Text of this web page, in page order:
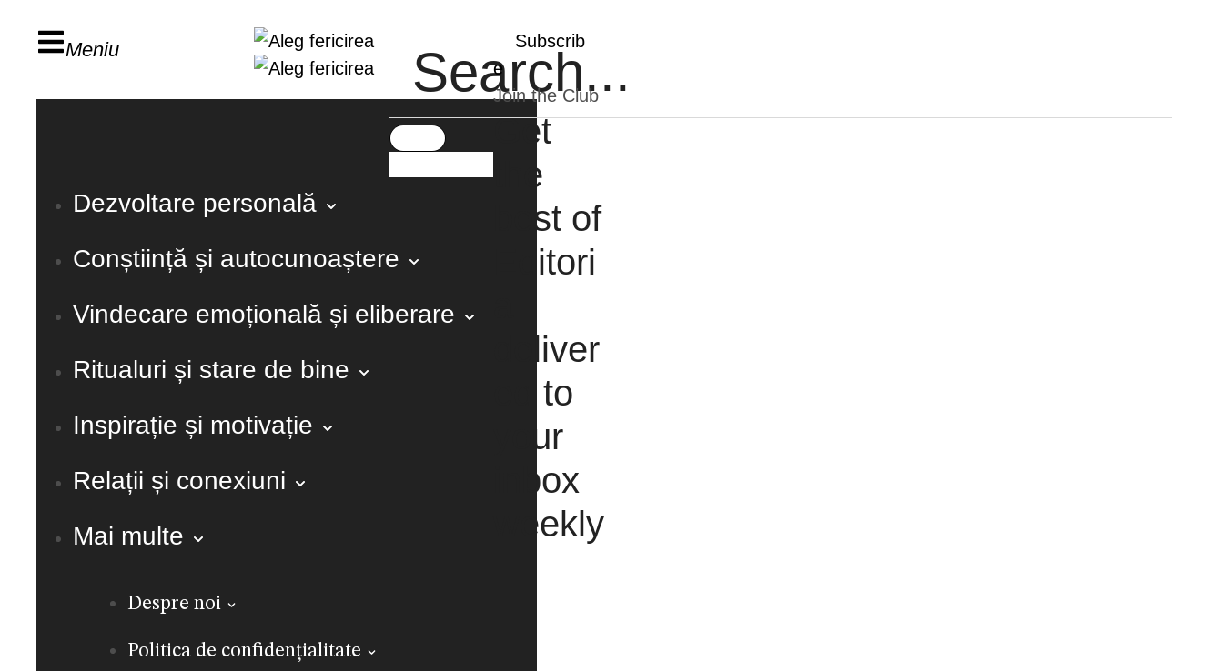
Meniu
Dezvoltare personală
Conștiință și autocunoaștere
Vindecare emoțională și eliberare
Ritualuri și stare de bine
Inspirație și motivație
Relații și conexiuni
Mai multe
Despre noi
Politica de confidențialitate
Subscrib
e
Join the Club
Get
the
best of
Editori
deliver
ed to
your
inbox
weekly